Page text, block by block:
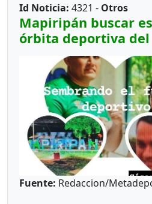
Id Noticia: 4321 - Otros
Mapiripán buscar
órbita deportiva
Fuente: Redaccion/